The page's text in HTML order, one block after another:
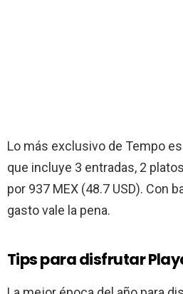
Lo más exclusivo de Tempo
que incluye 3 entradas, 2
por 937 MEX (48.7 USD). Con
gasto vale la pena.
Tips para disfrutar